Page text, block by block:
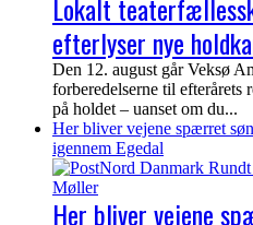
Lokalt
efterlyser nye
Den 12. august går Veksø
forberedelserne til
på holdet – uanset om du...
Her bliver vejene spærret
igennem Egedal
Her bliver vejene